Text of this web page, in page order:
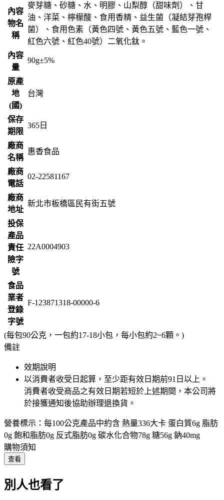
內容
物名
稱
麥芽糖、砂糖、水、明膠、山梨醇（甜味劑）、甘
油、洋菜、檸檬酸、食用香精、益生菌（凝結芽孢桿
菌）、食用色素（黃色四號、黃色五號、藍色一號、
紅色六號、紅色40號）二氧化鈦。
內容
量
90g±5%
原產
地
(國)
台灣
保存
期限
365 日
廠商
名稱
惠香食品
廠商
電話
02-22581167
廠商
地址
新北市板橋區民有街五號
投保
產品
責任
險字
號
22A0004903
食品
業者
登錄
字號
F-123871318-00000-6
(每包90公克，一包約17-18小包，每小包約2~6顆。)
備註
效期說明
以消費者收受日起算，至少距有效日期前91 日以上。
消費者收受商品之有效日期若短於上述期間，本公司將
於接獲通知後協助辦理退換貨。
營養標示：每100公克產品中約含 熱量336大卡 蛋白質6g 脂肪
0g 飽和脂肪0g 反式脂肪0g 碳水化合物78g 糖56g 鈉40mg
購物須知
查看
別人也看了